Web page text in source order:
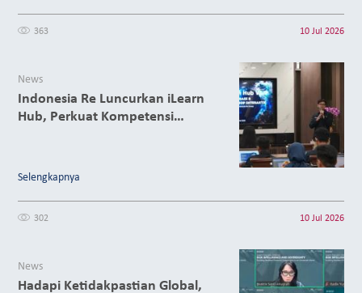
363 10 Jul 2026
News
Indonesia Re Luncurkan iLearn
Hub, Perkuat Kompetensi
Selengkapnya
302 10 Jul 2026
News
Hadapi Ketidakpastian Global,